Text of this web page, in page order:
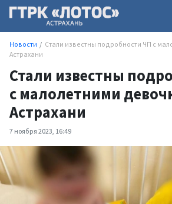
Новости
Стали известны подробности ЧП с
Астрахани
Стали известны
с малолетними
Астрахани
7 ноября 2023, 16:49